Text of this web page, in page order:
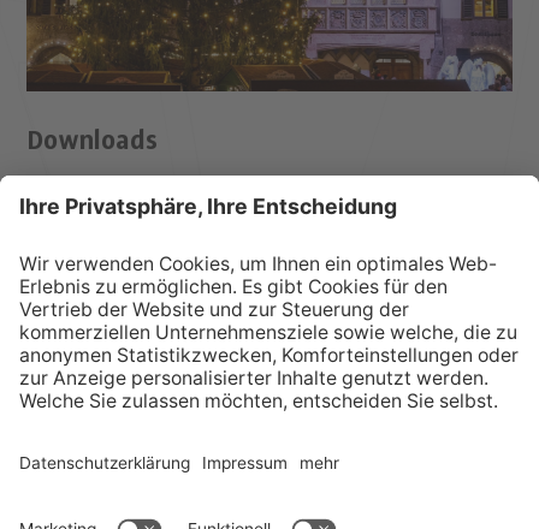
Downloads
Zum Download
Zurück zur Liste
POST VOM CHRISTKIND?